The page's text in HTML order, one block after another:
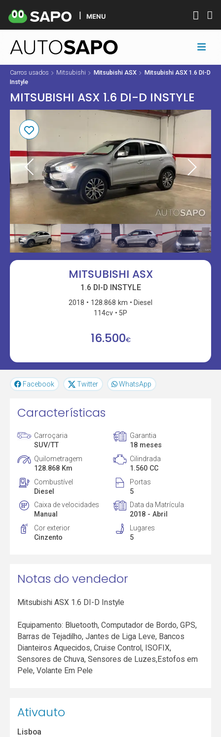
MENU
Carros usados Mitsubishi Mitsubishi ASX
Mitsubishi ASX 1.6 DI-D
Instyle
MITSUBISHI ASX 1.6 DI-D INSTYLE
MITSUBISHI ASX
1.6 DI-D INSTYLE
2018 128.868 km
Diesel
114cv
5P
16.500€
Facebook Twitter WhatsApp
Características
Carroçaria
SUV/TT
Garantia
18 meses
Quilometragem
128.868 Km
Cilindrada
1.560 CC
Combustível
Diesel
Portas
5
Caixa de velocidades
Manual
Data da Matrícula
2018 - Abril
Cor exterior
Cinzento
Lugares
5
Notas do vendedor
Mitsubishi ASX 1.6 DI-D Instyle
Equipamento: Bluetooth, Computador de Bordo, GPS,
Barras de Tejadilho, Jantes de Liga Leve, Bancos
Dianteiros Aquecidos, Cruise Control, ISOFIX,
Sensores de Chuva, Sensores de Luzes,Estofos em
Pele, Volante Em Pele
Ativauto
Lisboa